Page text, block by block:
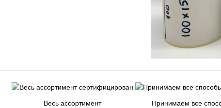
Весь ассортимент
Принимаем все